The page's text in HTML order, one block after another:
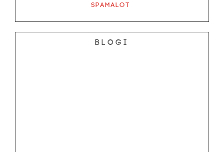
Spamalot
Blogi